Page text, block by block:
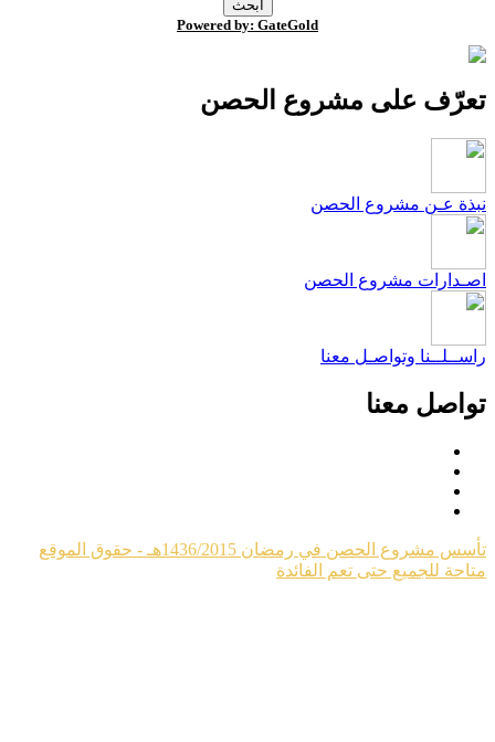
Powered by: GateGold
على مشروع الحصن
عـن مشروع الحصن
مشروع الحصن
وتواصـل معنا
معنا
تأسس مشروع الحصن في رمضان 1436/2015هـ - حقوق الموقع
للجميع حتى تعم الفائدة